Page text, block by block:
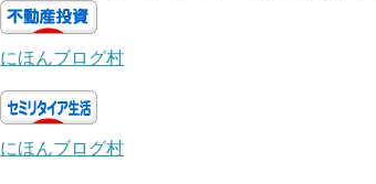
にほんブログ村
にほんブログ村